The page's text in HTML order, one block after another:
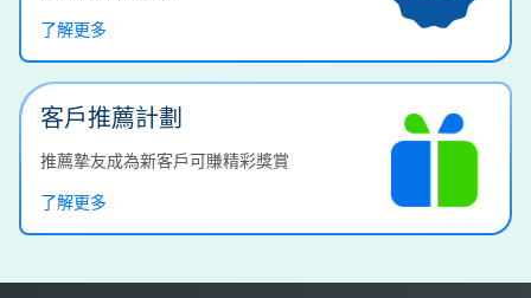
了解更多
客戶推薦計劃
推薦摯友成為新客戶可賺精彩獎賞
了解更多